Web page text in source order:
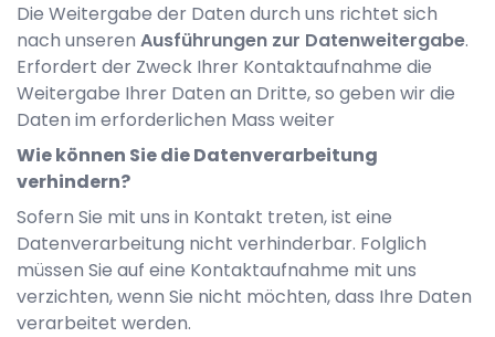
Die Weitergabe der Daten durch uns richtet sich
nach unseren Ausführungen zur Datenweitergabe.
Erfordert der Zweck Ihrer Kontaktaufnahme die
Weitergabe Ihrer Daten an Dritte, so geben wir die
Daten im erforderlichen Mass weiter
Wie können Sie die Datenverarbeitung
verhindern?
Sofern Sie mit uns in Kontakt treten, ist eine
Datenverarbeitung nicht verhinderbar. Folglich
müssen Sie auf eine Kontaktaufnahme mit uns
verzichten, wenn Sie nicht möchten, dass Ihre Daten
verarbeitet werden.